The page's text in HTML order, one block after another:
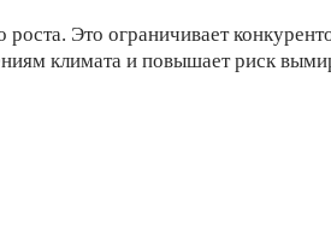
Это ограничивает
климата и повышает риск